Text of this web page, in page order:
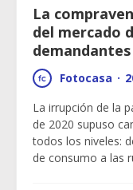
La
del mercado
Fotocasa ·
La irrupción de la
de 2020 supuso
todos los niveles:
de consumo a las